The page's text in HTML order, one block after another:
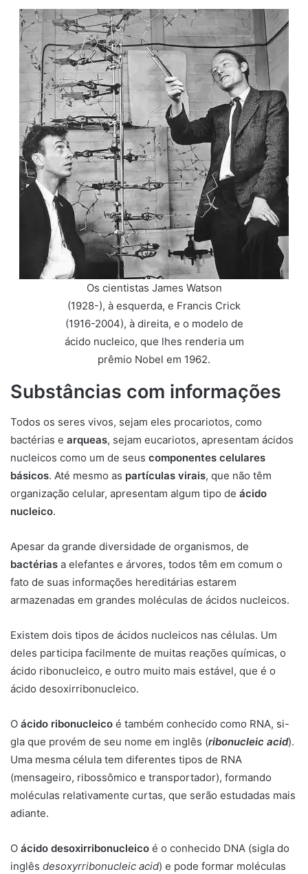
Os cientistas James Watson
(1928-), à esquerda, e Francis Crick
(1916-2004), à direita, e o modelo de
ácido nucleico, que lhes renderia um
prêmio Nobel em 1962.
Substâncias com informações
Todos os seres vivos, sejam eles procariotos, como
bactérias e arqueas, sejam eucariotos, apresentam ácidos
nucleicos como um de seus componentes celulares
básicos. Até mesmo as partículas virais, que não têm
organização celular, apresentam algum tipo de ácido
nucleico.
Apesar da grande diversidade de organismos, de
bactérias a elefantes e árvores, todos têm em comum o
fato de suas informações hereditárias estarem
armazenadas em grandes moléculas de ácidos nucleicos.
Existem dois tipos de ácidos nucleicos nas células. Um
deles participa facilmente de muitas reações químicas, o
ácido ribonucleico, e outro muito mais estável, que é o
ácido desoxirribonucleico.
O ácido ribonucleico é também conhecido como RNA, si-
gla que provém de seu nome em inglês (ribonucleic acid).
Uma mesma célula tem diferentes tipos de RNA
(mensageiro, ribossômico e transportador), formando
moléculas relativamente curtas, que serão estudadas mais
adiante.
O ácido desoxirribonucleico é o conhecido DNA (sigla do
inglês desoxyrribonucleic acid) e pode formar moléculas